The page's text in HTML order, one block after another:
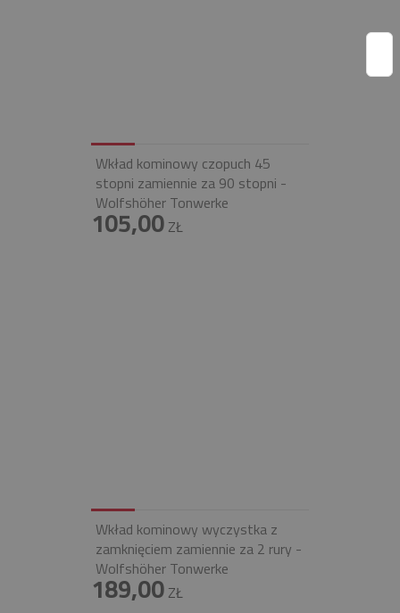
Wkład kominowy czopuch 45
stopni zamiennie za 90 stopni -
Wolfshöher Tonwerke
105,00ZŁ
Wkład kominowy wyczystka z
zamknięciem zamiennie za 2 rury -
Wolfshöher Tonwerke
189,00ZŁ